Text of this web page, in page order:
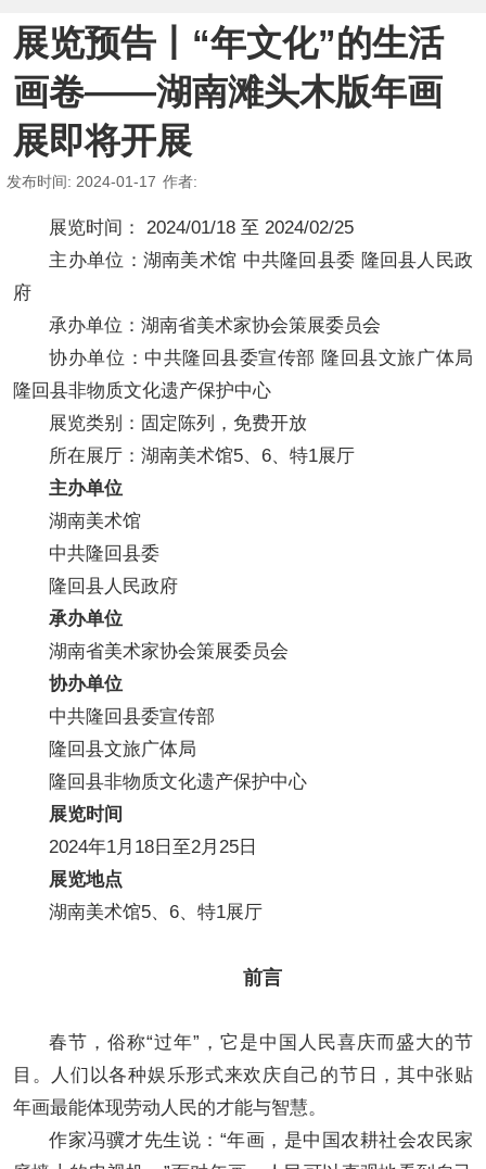
展览预告丨“年文化”的生活
画卷——湖南滩头木版年画
展即将开展
发布时间: 2024-01-17 作者:
展览时间： 2024/01/18 至 2024/02/25
主办单位：湖南美术馆 中共隆回县委 隆回县人民政
府
承办单位：湖南省美术家协会策展委员会
协办单位：中共隆回县委宣传部 隆回县文旅广体局
隆回县非物质文化遗产保护中心
展览类别：固定陈列，免费开放
所在展厅：湖南美术馆5、6、特1展厅
主办单位
湖南美术馆
中共隆回县委
隆回县人民政府
承办单位
湖南省美术家协会策展委员会
协办单位
中共隆回县委宣传部
隆回县文旅广体局
隆回县非物质文化遗产保护中心
展览时间
2024年1月18日至2月25日
展览地点
湖南美术馆5、6、特1展厅
前言
春节，俗称“过年”，它是中国人民喜庆而盛大的节
目。人们以各种娱乐形式来欢庆自己的节日，其中张贴
年画最能体现劳动人民的才能与智慧。
作家冯骥才先生说：“年画，是中国农耕社会农民家